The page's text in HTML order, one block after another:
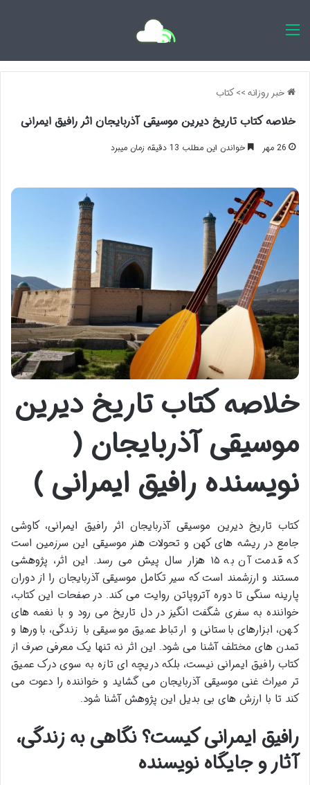
خبر روزانه>>کتاب
خلاصه کتاب تاریخ دیرین موسیقی آذربایجان اثر رافیق ایمرانی
26 مهر خواندن این مطلب 13 دقیقه زمان میبرد
خلاصه کتاب تاریخ دیرین
موسیقی آذربایجان (
نویسنده رافیق ایمرانی )
کتاب تاریخ دیرین موسیقی آذربایجان اثر رافیق ایمرانی، کاوشی
جامع در ریشه های کهن و تحولات هنر موسیقی این سرزمین است
که قدمت آن به ۱۵ هزار سال پیش می رسد. این اثر، پژوهشی
مستند و ارزشمند است که سیر تکامل موسیقی آذربایجان را از دوران
پارینه سنگی تا دوره آتروپاتن روایت می کند. در صفحات این کتاب،
خواننده به سفری شگفت انگیز در دل تاریخ می رود و با نغمه های
کهن، ابزارهای باستانی و ارتباط عمیق موسیقی با زندگی، باورها و
تمدن های مختلف آشنا می شود. این اثر نه تنها یک معرفی صرف از
کتاب رافیق ایمرانی نیست، بلکه دریچه ای تازه به سوی درک عمیق
تر میراث غنی موسیقی آذربایجان می گشاید و خواننده را دعوت می
کند تا با ارزش های بی بدیل این پژوهش آشنا شود.
رافیق ایمرانی کیست؟ نگاهی به زندگی،
آثار و جایگاه نویسنده